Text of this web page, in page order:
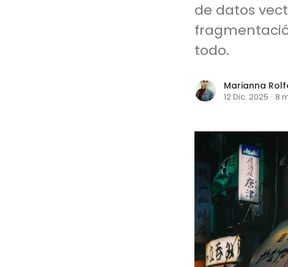
de datos
todo.
Marianna
12 Dic. 2025 · 8